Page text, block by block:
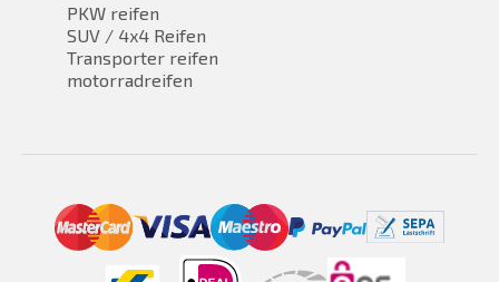
PKW reifen
SUV / 4x4 Reifen
Transporter reifen
motorradreifen